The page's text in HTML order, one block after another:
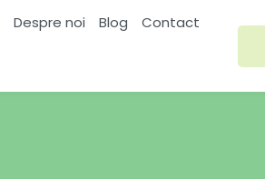
Despre noi Blog Contact